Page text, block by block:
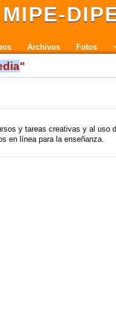
Archivos Fotos
"
y tareas creativas y al uso
en línea para la enseñanza.